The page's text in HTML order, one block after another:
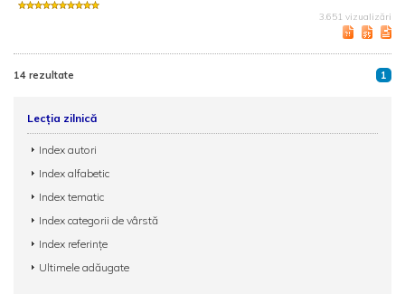
3.651 vizualizări
14 rezultate 1
Lecția zilnică
Index autori
Index alfabetic
Index tematic
Index categorii de vârstă
Index referințe
Ultimele adăugate